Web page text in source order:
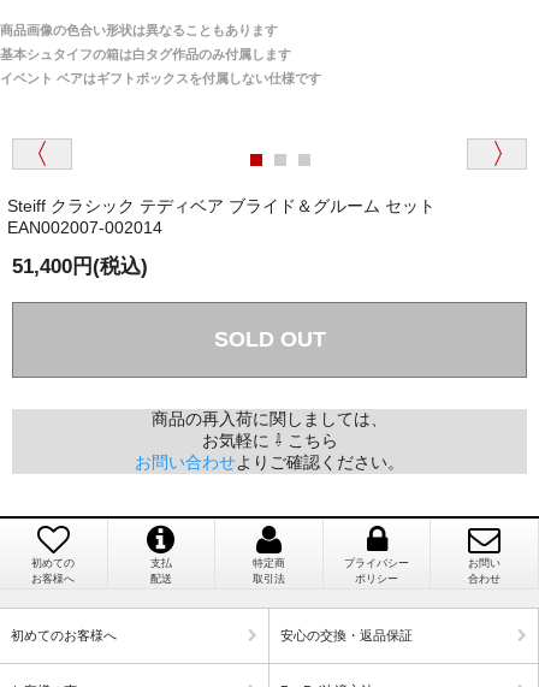
関税はすべて当店にて処理しますのでお客様のご負担
は一切ありません。
商品が届くまでにはどのくらいの期間がかかります
か？
国内で一度検品をしますので、決済確認後、２～４
尚、オーダー注文の場合は４～８週間でのお届けとな
場合がありますので、ご了承の程よろしくお願い致し
注文のキャンセルは可能ですか？
注後のキャンセルは受け付けかねます。
ベリサイン株式会社のSSLサーバー証明書を使用して
大阪府 Y・W 様 （男性）
「取り扱っているNetショップで一番信用出来
兵庫県 A・K 様 （女性）
「ベアちゃんの紹介分が丁寧に書かれていたこ
埼玉県 K・I 様 （女性）
「購入してから商品到着までメールを何度か頂
「在庫がほとんど無い中で、数少ない「在庫あ
商品画像の色合い形状は異なることもあります
基本シュタイフの箱は白タグ作品のみ付属します
イベント ベアはギフトボックスを付属しない仕様です
Steiff クラシック テディベア ブライド＆グルーム セット
EAN002007-002014
51,400円(税込)
SOLD OUT
商品の再入荷に関しましては、
お気軽に ⇩ こちら
お問い合わせよりご確認ください。
初めての
お客様へ
支払
配送
特定商
取引法
プライバシー
ポリシー
お問い
合わせ
初めてのお客様へ 安心の交換・返品保証